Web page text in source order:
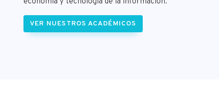
VER NUESTROS ACADÉMICOS